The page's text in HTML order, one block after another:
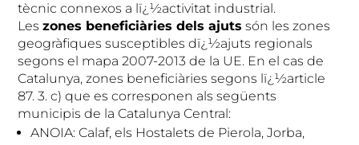
tècnic connexos a lï¿½activitat industrial.
Leszones beneficiàries dels ajuts són les zones
geogràfiques susceptibles dï¿½ajuts regionals
segons el mapa 2007-2013 de la UE. En el cas de
Catalunya, zones beneficiàries segons lï¿½article
87. 3. c) que es corresponen als següents
municipis de la Catalunya Central:
ANOIA: Calaf, els Hostalets de Pierola, Jorba,